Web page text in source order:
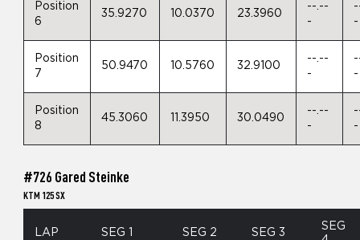
Position
6
35.9270 10.0370 23.3960
--.--
-
-
Position
7
50.9470 10.5760 32.9100
--.--
-
-
Position
8
45.3060 11.3950 30.0490
--.--
-
-
#726 Gared Steinke
KTM 125 SX
LAP SEG 1 SEG 2 SEG 3
SEG